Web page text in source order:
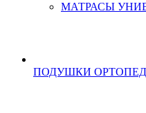
МАТРАСЫ
ПОДУШКИ